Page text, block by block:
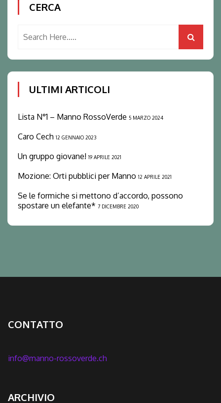
CERCA
ULTIMI ARTICOLI
Lista N°1 – Manno RossoVerde 5 MARZO 2024
Caro Cech 12 GENNAIO 2023
Un gruppo giovane! 19 APRILE 2021
Mozione: Orti pubblici per Manno 12 APRILE 2021
Se le formiche si mettono d’accordo, possono
spostare un elefante* 7 DICEMBRE 2020
CONTATTO
info@manno-rossoverde.ch
ARCHIVIO